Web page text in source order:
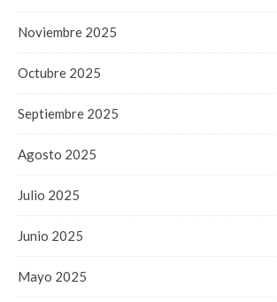
Noviembre 2025
Octubre 2025
Septiembre 2025
Agosto 2025
Julio 2025
Junio 2025
Mayo 2025